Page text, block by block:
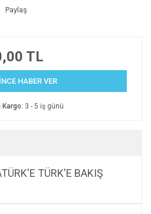
Paylaş
TL
HABER VER
Kargo: 3 - 5 iş günü
TÜRK'E BAKIŞ